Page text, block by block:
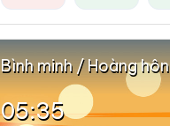
Bình minh / Hoàng hôn
05:35